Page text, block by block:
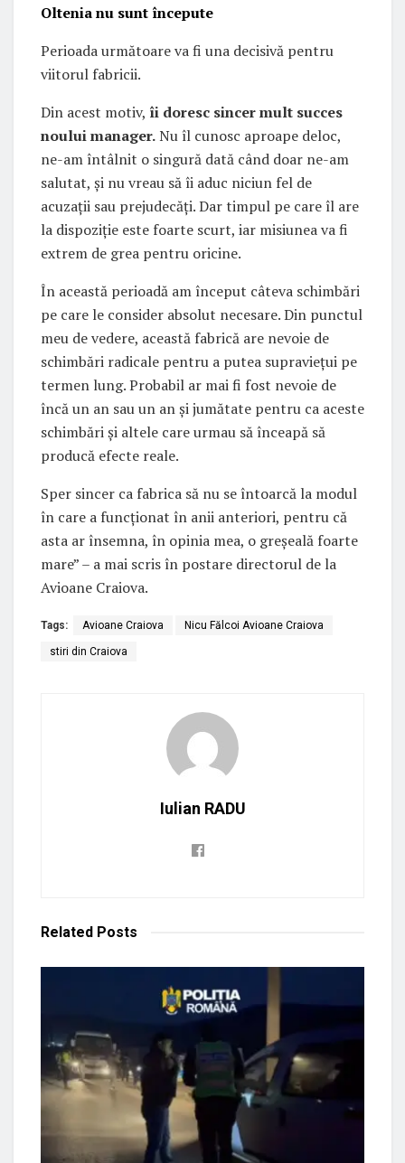
Oltenia nu sunt începute
Perioada următoare va fi una decisivă pentru
viitorul fabricii.
Din acest motiv, îi doresc sincer mult succes
noului manager.Nu îl cunosc aproape deloc,
ne-am întâlnit o singură dată când doar ne-am
salutat, și nu vreau să îi aduc niciun fel de
acuzații sau prejudecăți. Dar timpul pe care îl are
la dispoziție este foarte scurt, iar misiunea va fi
extrem de grea pentru oricine.
În această perioadă am început câteva schimbări
pe care le consider absolut necesare. Din punctul
meu de vedere, această fabrică are nevoie de
schimbări radicale pentru a putea supraviețui pe
termen lung. Probabil ar mai fi fost nevoie de
încă un an sau un an și jumătate pentru ca aceste
schimbări și altele care urmau să înceapă să
producă efecte reale.
Sper sincer ca fabrica să nu se întoarcă la modul
în care a funcționat în anii anteriori, pentru că
asta ar însemna, în opinia mea, o greșeală foarte
mare” – a mai scris în postare directorul de la
Avioane Craiova.
Tags: Avioane Craiova Nicu Fălcoi Avioane Craiova
stiri din Craiova
Iulian RADU
Related Posts